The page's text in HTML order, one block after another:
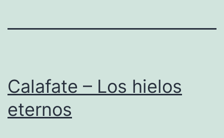
Calafate – Los hielos
eternos